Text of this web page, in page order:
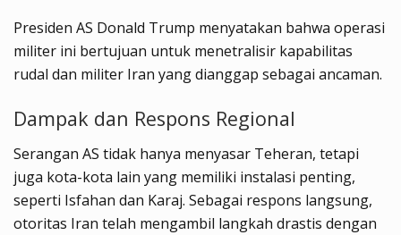
Presiden AS Donald Trump menyatakan bahwa operasi
militer ini bertujuan untuk menetralisir kapabilitas
rudal dan militer Iran yang dianggap sebagai ancaman.
Dampak dan Respons Regional
Serangan AS tidak hanya menyasar Teheran, tetapi
juga kota-kota lain yang memiliki instalasi penting,
seperti Isfahan dan Karaj. Sebagai respons langsung,
otoritas Iran telah mengambil langkah drastis dengan